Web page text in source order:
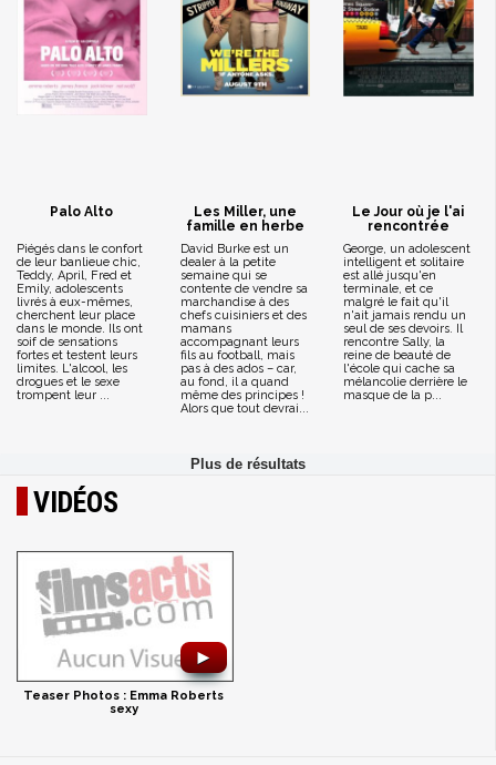
Palo Alto
Piégés dans le confort
de leur banlieue chic,
Teddy, April, Fred et
Emily, adolescents
livrés à eux-mêmes,
cherchent leur place
dans le monde. Ils ont
soif de sensations
fortes et testent leurs
limites. L'alcool, les
drogues et le sexe
trompent leur ...
Les Miller, une
famille en herbe
David Burke est un
dealer à la petite
semaine qui se
contente de vendre sa
marchandise à des
chefs cuisiniers et des
mamans
accompagnant leurs
fils au football, mais
pas à des ados – car,
au fond, il a quand
même des principes !
Alors que tout devrai...
Le Jour où je l'ai
rencontrée
George, un adolescent
intelligent et solitaire
est allé jusqu'en
terminale, et ce
malgré le fait qu'il
n'ait jamais rendu un
seul de ses devoirs. Il
rencontre Sally, la
reine de beauté de
l'école qui cache sa
mélancolie derrière le
masque de la p...
VIDÉOS
►
Teaser Photos : Emma Roberts
sexy